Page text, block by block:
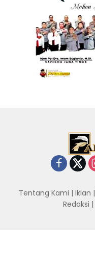
Tentang Kami | Iklan |
Redaksi |